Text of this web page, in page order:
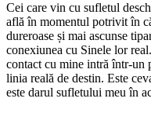
Cei care vin cu sufletul
află în momentul potrivit în
dureroase și mai ascunse
conexiunea cu Sinele lor
contact cu mine intră într-un
linia reală de destin. Este
este darul sufletului meu în